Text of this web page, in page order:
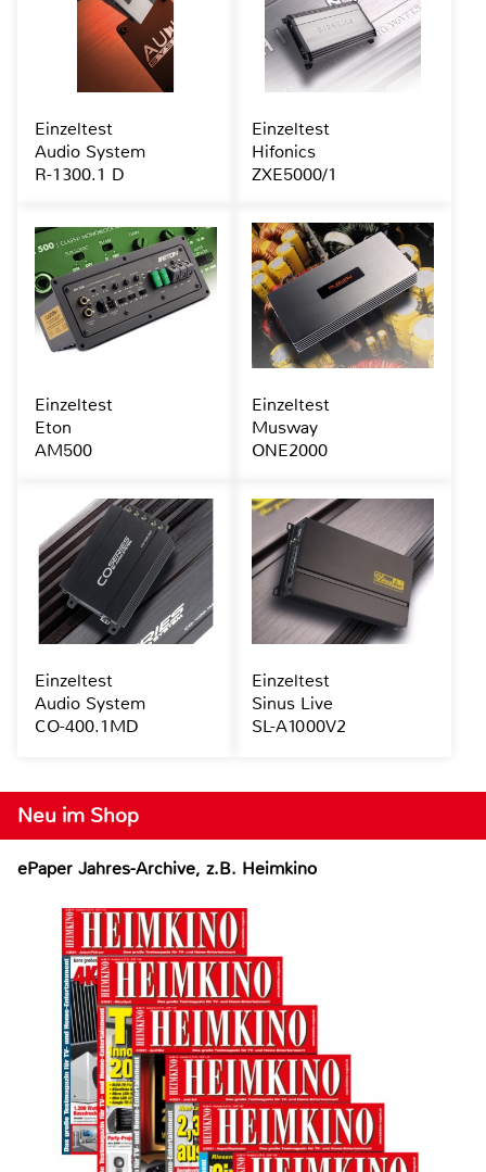
Neu im Shop
ePaper Jahres-Archive, z.B. Heimkino
Einzeltest
Audio System
R-1300.1 D
Einzeltest
Hifonics
ZXE5000/1
Einzeltest
Eton
AM500
Einzeltest
Musway
ONE2000
Einzeltest
Audio System
CO-400.1MD
Einzeltest
Sinus Live
SL-A1000V2